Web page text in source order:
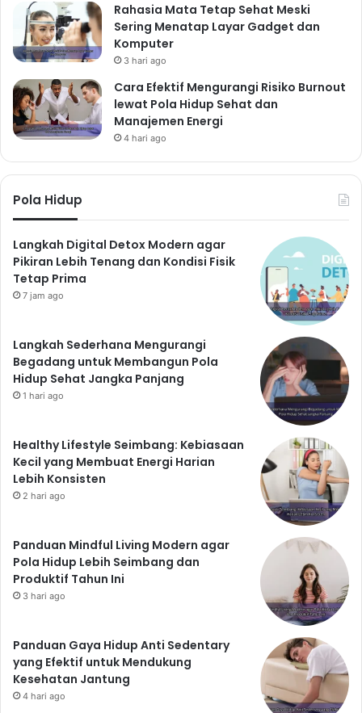
Rahasia Mata Tetap Sehat Meski
Sering Menatap Layar Gadget dan
Komputer
3 hari ago
Cara Efektif Mengurangi Risiko Burnout
lewat Pola Hidup Sehat dan
Manajemen Energi
4 hari ago
Pola Hidup
Langkah Digital Detox Modern agar
Pikiran Lebih Tenang dan Kondisi Fisik
Tetap Prima
7 jam ago
Langkah Sederhana Mengurangi
Begadang untuk Membangun Pola
Hidup Sehat Jangka Panjang
1 hari ago
Healthy Lifestyle Seimbang: Kebiasaan
Kecil yang Membuat Energi Harian
Lebih Konsisten
2 hari ago
Panduan Mindful Living Modern agar
Pola Hidup Lebih Seimbang dan
Produktif Tahun Ini
3 hari ago
Panduan Gaya Hidup Anti Sedentary
yang Efektif untuk Mendukung
Kesehatan Jantung
4 hari ago